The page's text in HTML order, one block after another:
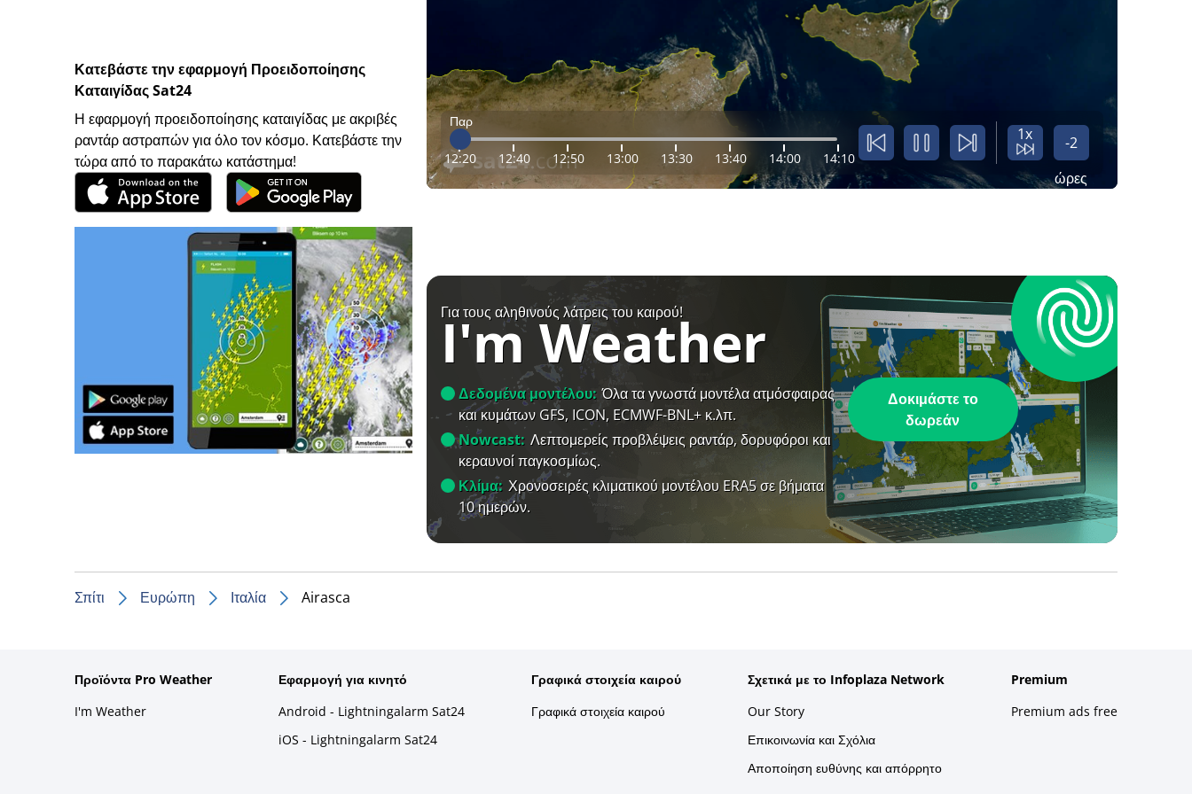
Κατεβάστε την εφαρμογή Προειδοποίησης
Καταιγίδας Sat24
Η εφαρμογή προειδοποίησης καταιγίδας με ακριβές
ραντάρ αστραπών για όλο τον κόσμο. Κατεβάστε την
τώρα από το παρακάτω κατάστημα!
Παρ
12:20 12:40 12:50 13:00 13:30 13:40 14:00 14:10
1x
-2
ώρες
Για τους αληθινούς λάτρεις του καιρού!
I'm Weather
Δεδομένα μοντέλου: Όλα τα γνωστά μοντέλα ατμόσφαιρας
και κυμάτων GFS, ICON, ECMWF-BNL+ κ.λπ.
Nowcast: Λεπτομερείς προβλέψεις ραντάρ, δορυφόροι και
κεραυνοί παγκοσμίως.
Κλίμα: Χρονοσειρές κλιματικού μοντέλου ERA5 σε βήματα
10 ημερών.
Δοκιμάστε το
δωρεάν
Σπίτι Ευρώπη Ιταλία Airasca
Προϊόντα Pro Weather
I'm Weather
Εφαρμογή για κινητό
Android - Lightningalarm Sat24
iOS - Lightningalarm Sat24
Γραφικά στοιχεία καιρού
Γραφικά στοιχεία καιρού
Σχετικά με το Infoplaza Network
Our Story
Επικοινωνία και Σχόλια
Αποποίηση ευθύνης και απόρρητο
Premium
Premium ads free